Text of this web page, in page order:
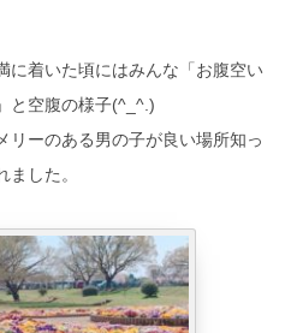
に着いた頃にはみんな「お腹空い
と空腹の様子(^_^.)
リーのある男の子が良い場所知っ
した。